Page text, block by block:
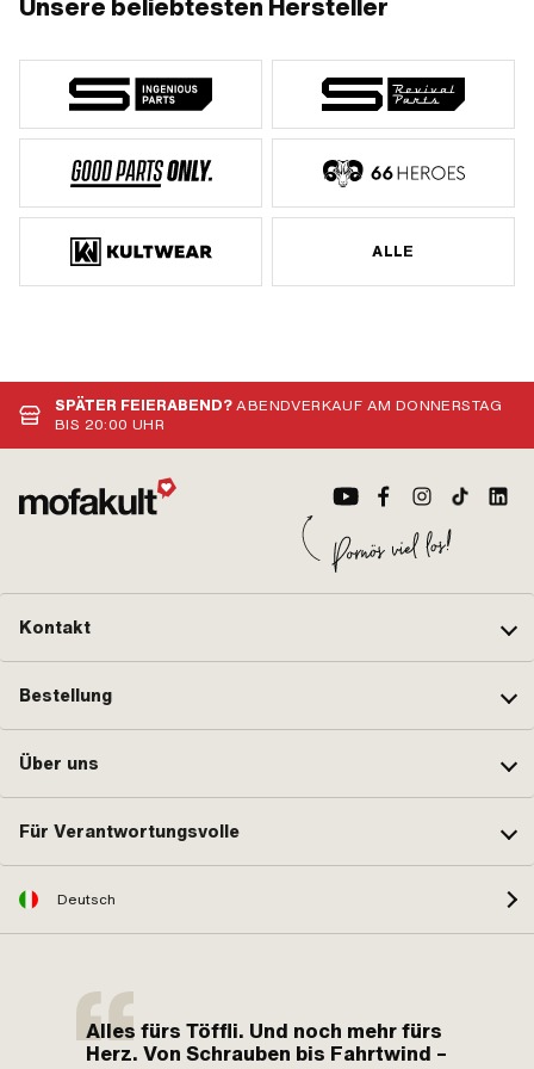
Unsere beliebtesten Hersteller
ALLE
SPÄTER FEIERABEND?ABENDVERKAUF AM DONNERSTAG
BIS 20:00 UHR
Kontakt
Bestellung
Über uns
Für Verantwortungsvolle
Deutsch
Alles fürs Töffli. Und noch mehr fürs
Herz. Von Schrauben bis Fahrtwind –